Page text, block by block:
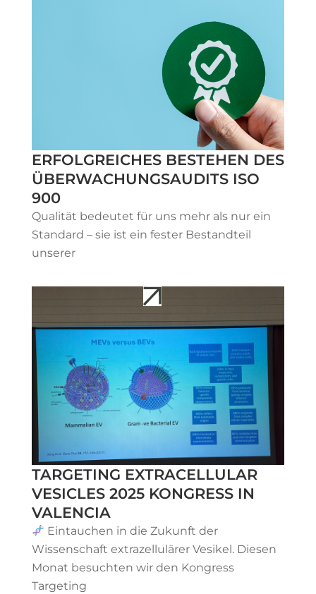
ERFOLGREICHES BESTEHEN DES
ÜBERWACHUNGSAUDITS ISO
900
Qualität bedeutet für uns mehr als nur ein
Standard – sie ist ein fester Bestandteil
unserer
TARGETING EXTRACELLULAR
VESICLES 2025 KONGRESS IN
VALENCIA
Eintauchen in die Zukunft der
Wissenschaft extrazellulärer Vesikel. Diesen
Monat besuchten wir den Kongress
Targeting